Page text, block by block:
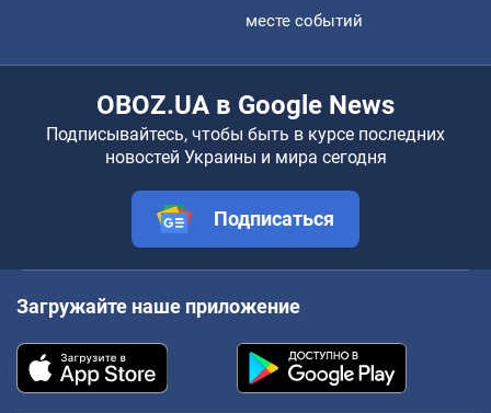
месте событий
OBOZ.UA в Google News
Подписывайтесь, чтобы быть в курсе последних
новостей Украины и мира сегодня
Подписаться
Загружайте наше приложение